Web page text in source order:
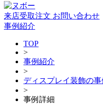
来店受取注文 お問い合わせ
事例紹介
TOP
>
事例紹介
>
ディスプレイ装飾の
>
事例詳細